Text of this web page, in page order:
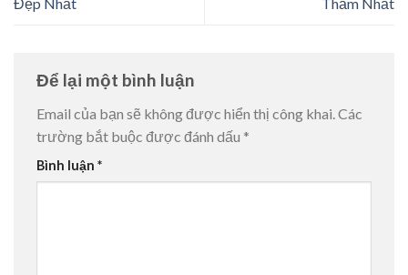
Để lại một bình luận
Email của bạn sẽ không được hiển thị công khai.Các
trường bắt buộc được đánh dấu *
Bình luận *